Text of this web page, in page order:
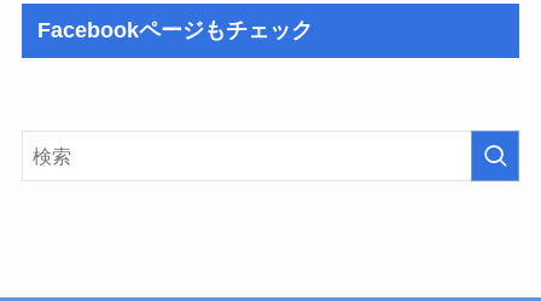
Facebookページもチェック